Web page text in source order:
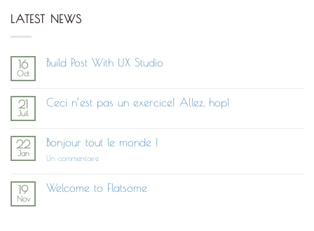
LATEST NEWS
16
Oct
Build Post With UX Studio
Build
Studio
21
Juil
Ceci n’est pas un exercice! Allez, hop!
Ceci
pas
Allez,
22
Jan
Bonjour tout le monde !
Un commentairesur
monde !
19
Nov
Welcome to Flatsome